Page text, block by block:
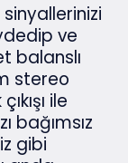
ve
balanslı
stereo
ile
bağımsız
gibi